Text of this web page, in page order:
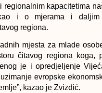
regionalnim kapacitetima
kao i o mjerama i
regiona.
mjesta za mlade
čitavog regiona koga,
je i opredjeljenje
evropske
kazao je Zvizdić.